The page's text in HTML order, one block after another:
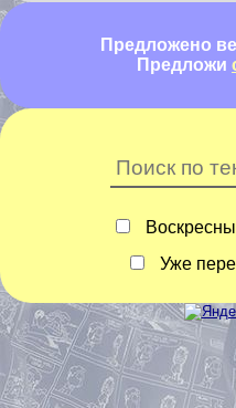
Предложено
Предложи
Уже